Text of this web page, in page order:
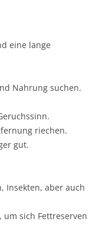
eine lange
Nahrung suchen.
riechen.
gut.
Insekten, aber auch
um sich Fettreserven